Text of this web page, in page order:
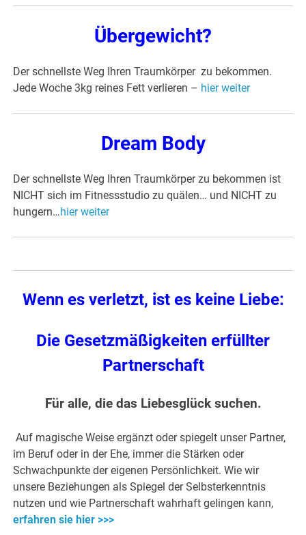
Übergewicht?
Der schnellste Weg Ihren Traumkörper zu bekommen.
Jede Woche 3kg reines Fett verlieren – hier weiter
Dream Body
Der schnellste Weg Ihren Traumkörper zu bekommen ist
NICHT sich im Fitnessstudio zu quälen… und NICHT zu
hungern…hier weiter
Wenn es verletzt, ist es keine Liebe:
Die Gesetzmäßigkeiten erfüllter
Partnerschaft
Für alle, die das Liebesglück suchen.
Auf magische Weise ergänzt oder spiegelt unser Partner,
im Beruf oder in der Ehe, immer die Stärken oder
Schwachpunkte der eigenen Persönlichkeit. Wie wir
unsere Beziehungen als Spiegel der Selbsterkenntnis
nutzen und wie Partnerschaft wahrhaft gelingen kann,
erfahren sie hier >>>